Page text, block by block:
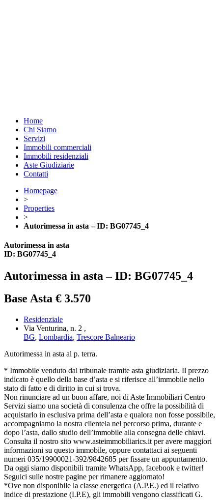
Home
Chi Siamo
Servizi
Immobili commerciali
Immobili residenziali
Aste Giudiziarie
Contatti
Homepage
>
Properties
>
Autorimessa in asta – ID: BG07745_4
Autorimessa in asta
ID: BG07745_4
Autorimessa in asta – ID: BG07745_4
Base Asta € 3.570
Residenziale
Via Venturina, n. 2 ,
BG, Lombardia, Trescore Balneario
Autorimessa in asta al p. terra.
* Immobile venduto dal tribunale tramite asta giudiziaria. Il prezzo
indicato è quello della base d’asta e si riferisce all’immobile nello
stato di fatto e di diritto in cui si trova.
Non rinunciare ad un buon affare, noi di Aste Immobiliari Centro
Servizi siamo una società di consulenza che offre la possibilità di
acquistarlo in esclusiva prima dell’asta e qualora non fosse possibile,
accompagniamo la nostra clientela nel percorso prima, durante e
dopo l’asta, dallo studio dell’immobile alla consegna delle chiavi.
Consulta il nostro sito www.asteimmobiliarics.it per avere maggiori
informazioni su questo immobile, oppure contattaci ai seguenti
numeri 035/19900021-392/9842685 per fissare un appuntamento.
Da oggi siamo disponibili tramite WhatsApp, facebook e twitter!
Seguici sulle nostre pagine per rimanere aggiornato!
*Ove non disponibile la classe energetica (A.P.E.) ed il relativo
indice di prestazione (I.P.E), gli immobili vengono classificati G.